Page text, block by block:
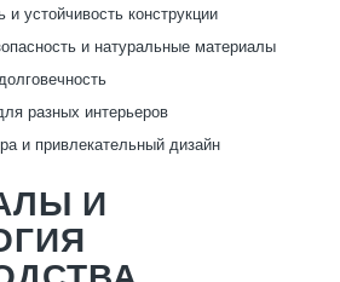
и устойчивость конструкции
и натуральные материалы
разных интерьеров
и привлекательный дизайн
И